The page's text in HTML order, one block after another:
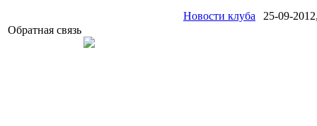
Обратная связь
Новости клуба 25-09-